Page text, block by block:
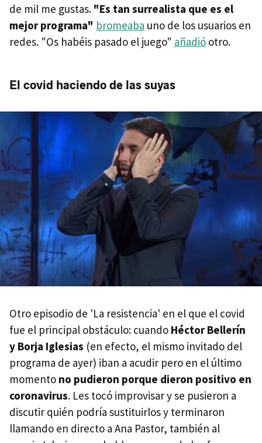
de mil me gustas. "Es tan surrealista que es el
mejor programa" bromeaba uno de los usuarios en
redes. "Os habéis pasado el juego" añadió otro.
El covid haciendo de las suyas
Otro episodio de 'La resistencia' en el que el covid
fue el principal obstáculo: cuando Héctor Bellerín
y Borja Iglesias (en efecto, el mismo invitado del
programa de ayer) iban a acudir pero en el último
momento no pudieron porque dieron positivo en
coronavirus. Les tocó improvisar y se pusieron a
discutir quién podría sustituirlos y terminaron
llamando en directo a Ana Pastor, también al